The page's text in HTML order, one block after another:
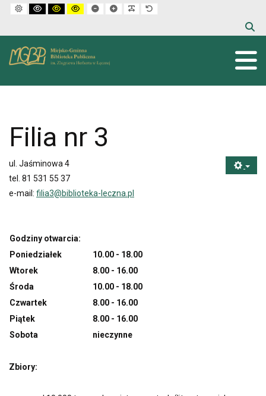
Default mode
High contrast black white mode
High contrast black yellow mode
High contrast yellow black mode
Set smaller font
Set larger font
Make font more readable
Filia nr 3
ul. Jaśminowa 4
tel. 81 531 55 37
e-mail: filia3@biblioteka-leczna.pl
Godziny otwarcia:
Poniedziałek
10.00 - 18.00
Wtorek
8.00 - 16.00
Środa
10.00 - 18.00
Czwartek
8.00 - 16.00
Piątek
8.00 - 16.00
Sobota
nieczynne
Zbiory: